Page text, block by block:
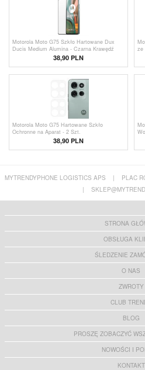
Motorola Moto G75 Szkło Hartowane Dux
Ducis Medium Alumina - Czarna Krawędź
38,90 PLN
ze
Motorola Moto G75 Hartowane Szkło
Ochronne na Aparat - 2 Szt.
38,90 PLN
MYTRENDYPHONE LOGISTICS APS | PLAC
|
STRONA
OBSŁUGA
ŚLEDZENIE
O NAS
ZWROTY
CLUB
BLOG
PROSZĘ ZOBACZYĆ
NOWOŚCI I
KONTAKT